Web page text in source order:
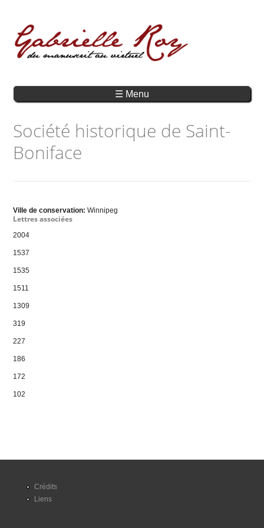
☰ Menu
Société historique de Saint-
Boniface
Ville de conservation:Winnipeg
Lettres associées
2004
1537
1535
1511
1309
319
227
186
172
102
Crédits
Liens